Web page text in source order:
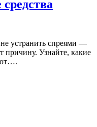
устранить спреями —
причину. Узнайте, какие